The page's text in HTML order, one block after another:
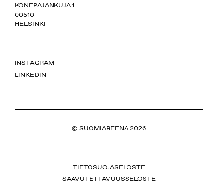
SUOMIAREENA
KONEPAJANKUJA 1
00510
HELSINKI
INSTAGRAM
LINKEDIN
© SUOMIAREENA 2026
TIETOSUOJASELOSTE
SAAVUTETTAVUUSSELOSTE